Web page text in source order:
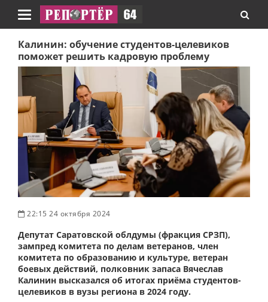
Навигация
Калинин: обучение студентов-целевиков
поможет решить кадровую проблему
22:15 24 октября 2024
Депутат Саратовской облдумы (фракция СРЗП),
зампред комитета по делам ветеранов, член
комитета по образованию и культуре, ветеран
боевых действий, полковник запаса Вячеслав
Калинин высказался об итогах приёма студентов-
целевиков в вузы региона в 2024 году.